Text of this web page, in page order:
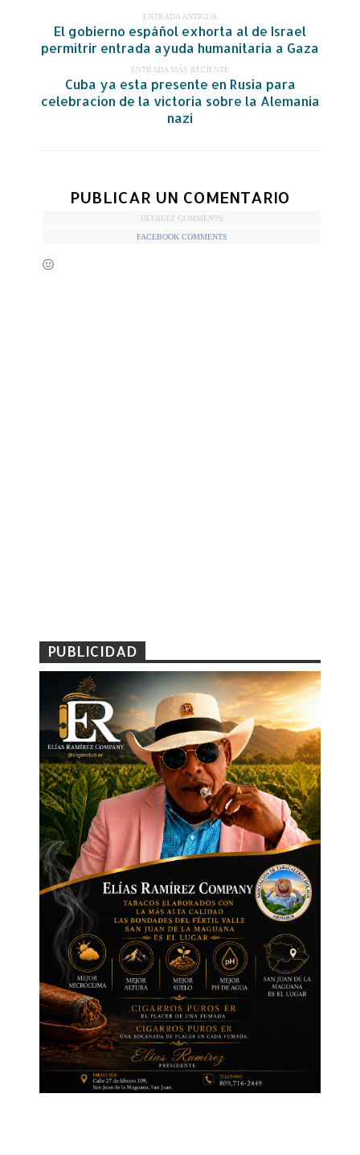
ENTRADA ANTIGUA
El gobierno espáñol exhorta al de Israel
permitrir entrada ayuda humanitaria a Gaza
ENTRADA MÁS RECIENTE
Cuba ya esta presente en Rusia para
celebracion de la victoria sobre la Alemania
nazi
PUBLICAR UN COMENTARIO
DEFAULT COMMENTS
FACEBOOK COMMENTS
PUBLICIDAD